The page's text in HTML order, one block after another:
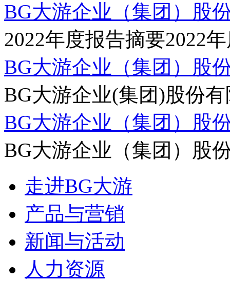
BG大游企业（集团）股
2022年度报告摘要2022
BG大游企业（集团）股
BG大游企业(集团)股份
BG大游企业（集团）股
BG大游企业（集团）股
走进BG大游
产品与营销
新闻与活动
人力资源